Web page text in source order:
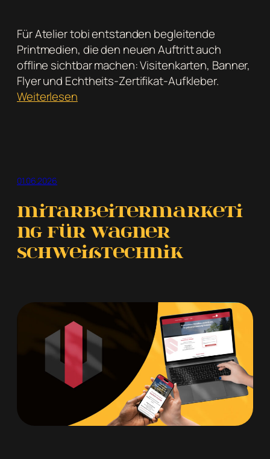
Für Atelier tobi entstanden begleitende
Printmedien, die den neuen Auftritt auch
offline sichtbar machen: Visitenkarten, Banner,
Flyer und Echtheits-Zertifikat-Aufkleber.
Weiterlesen:
Flyer
und
Zertifikat-
Aufkleber
01.06.2026
Mitarbeitermarketi
ng für Wagner
Schweißtechnik